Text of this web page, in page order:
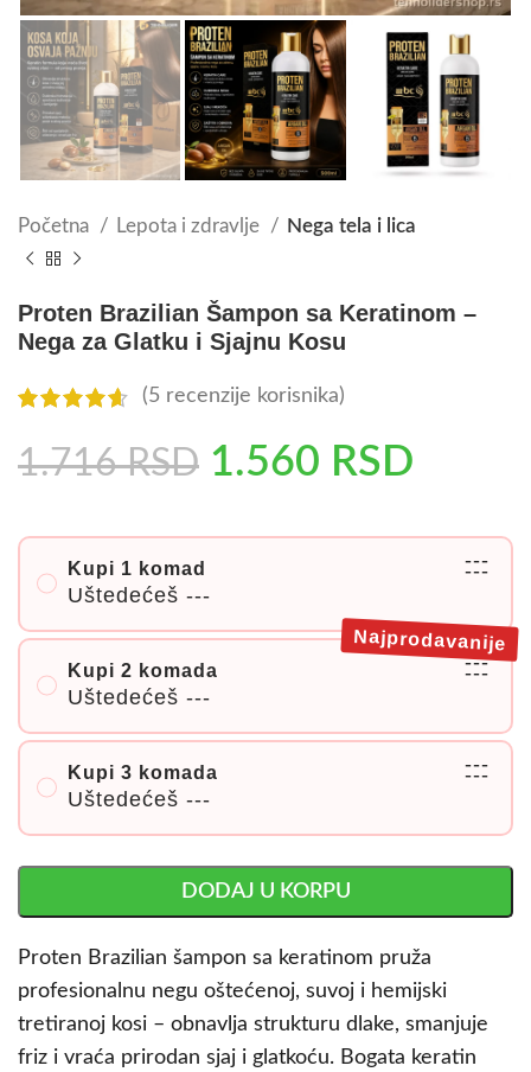
Početna Lepota i zdravlje Nega tela i lica
Proten Brazilian Šampon sa Keratinom –
Nega za Glatku i Sjajnu Kosu
(5 recenzije korisnika)
1.716RSD 1.560 RSD
Kupi 1 komad
Uštedećeš ---
---
---
Kupi 2 komada
Uštedećeš ---
---
---
Najprodavanije
Kupi 3 komada
Uštedećeš ---
---
---
DODAJ U KORPU
Proten Brazilian šampon sa keratinom pruža
profesionalnu negu oštećenoj, suvoj i hemijski
tretiranoj kosi – obnavlja strukturu dlake, smanjuje
friz i vraća prirodan sjaj i glatkoću. Bogata keratin